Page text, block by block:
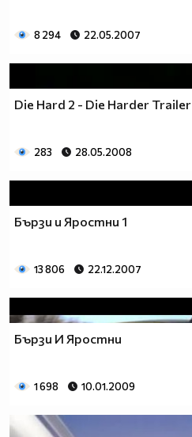
8 294 22.05.2007
Die Hard 2 - Die Harder Trailer
283 28.05.2008
Бързи и Яростни 1
13 806 22.12.2007
Бързи И Яростни
1 698 10.01.2009